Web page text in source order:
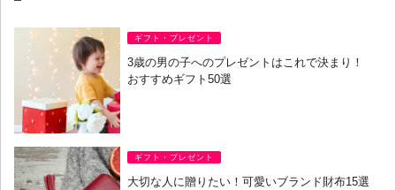
ギフト・プレゼント
3歳の男の子へのプレゼントはこれで決まり！
おすすめギフト50選
ギフト・プレゼント
大切な人に贈りたい！可愛いブランド財布15選